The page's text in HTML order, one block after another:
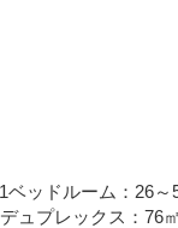
ベッドルーム：26
ュプレックス：76